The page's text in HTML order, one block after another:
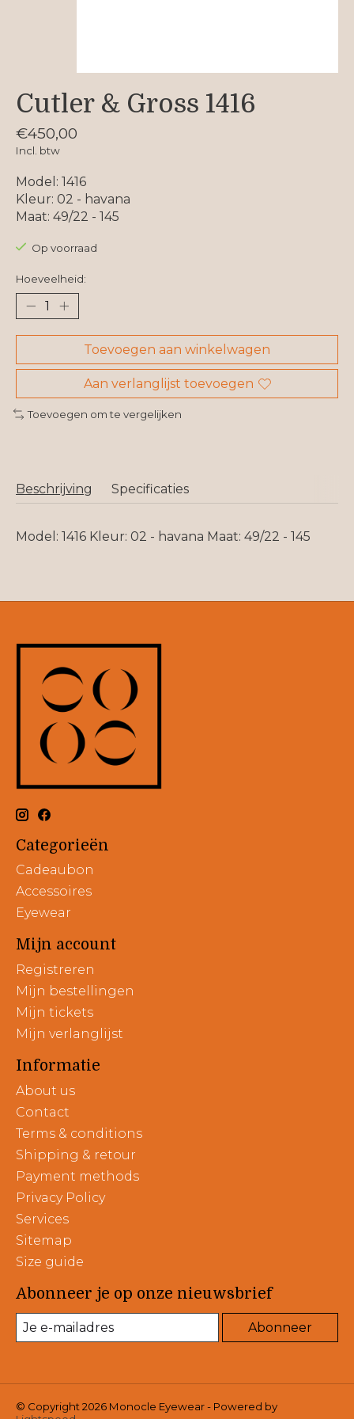
Cutler & Gross 1416
€450,00
Incl. btw
Model: 1416
Kleur: 02 - havana
Maat: 49/22 - 145
Op voorraad
Hoeveelheid:
Toevoegen aan winkelwagen
Aan verlanglijst toevoegen
Toevoegen om te vergelijken
Beschrijving Specificaties
Model: 1416 Kleur: 02 - havana Maat: 49/22 - 145
Categorieën
Cadeaubon
Accessoires
Eyewear
Mijn account
Registreren
Mijn bestellingen
Mijn tickets
Mijn verlanglijst
Informatie
About us
Contact
Terms & conditions
Shipping & retour
Payment methods
Privacy Policy
Services
Sitemap
Size guide
Abonneer je op onze nieuwsbrief
Abonneer
© Copyright 2026 Monocle Eyewear - Powered by